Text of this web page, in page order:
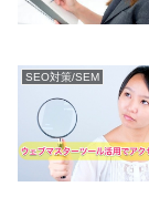
SEO対策/SEM